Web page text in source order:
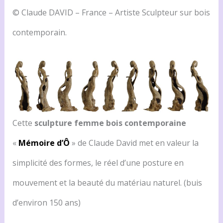
© Claude DAVID – France – Artiste Sculpteur sur bois
contemporain.
Cette sculpture femme bois contemporaine
« Mémoire d’Ô » de Claude David met en valeur la
simplicité des formes, le réel d’une posture en
mouvement et la beauté du matériau naturel. (buis
d’environ 150 ans)